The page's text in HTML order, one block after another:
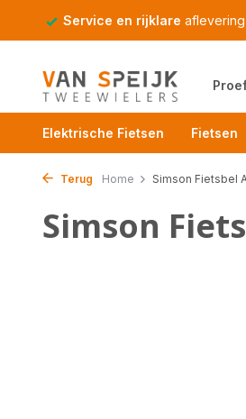
Service en rijklare aflevering
Elektrische Fietsen Fietsen
Terug Home Simson Fietsbel
Simson